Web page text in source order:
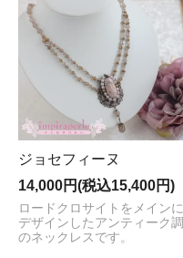
ジョセフィーヌ
14,000円(税込15,400円)
ロードクロサイトをメインに
デザインしたアンティーク調
のネックレスです。